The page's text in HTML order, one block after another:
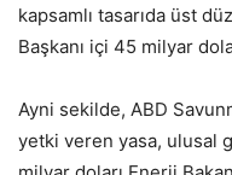
kapsamlı tasarıda üst
Başkanı içi 45 milyar
Ayni sekilde, ABD
yetki veren yasa, ulusal